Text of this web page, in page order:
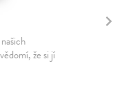
že si jí